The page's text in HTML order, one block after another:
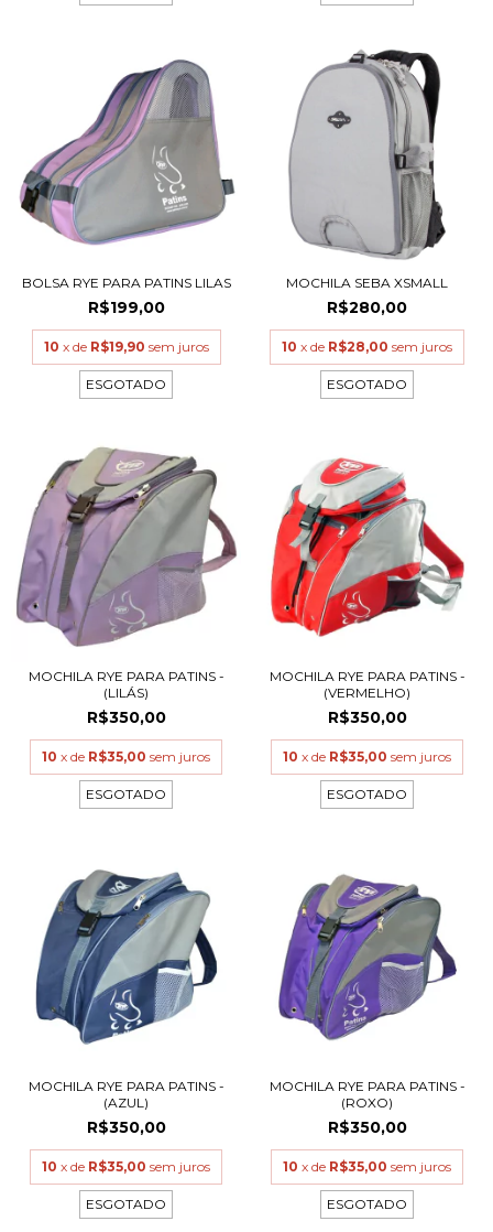
BOLSA RYE PARA PATINS LILAS
R$199,00
10 x de R$19,90 sem juros
ESGOTADO
MOCHILA SEBA XSMALL
R$280,00
10 x de R$28,00 sem juros
ESGOTADO
MOCHILA RYE PARA PATINS -
(LILÁS)
R$350,00
10 x de R$35,00 sem juros
ESGOTADO
MOCHILA RYE PARA PATINS -
(VERMELHO)
R$350,00
10 x de R$35,00 sem juros
ESGOTADO
MOCHILA RYE PARA PATINS -
(AZUL)
R$350,00
10 x de R$35,00 sem juros
ESGOTADO
MOCHILA RYE PARA PATINS -
(ROXO)
R$350,00
10 x de R$35,00 sem juros
ESGOTADO